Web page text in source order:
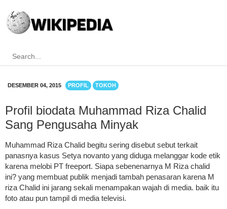
DESEMBER 04, 2015 PROFIL TOKOH
Profil biodata Muhammad Riza Chalid
Sang Pengusaha Minyak
Muhammad Riza Chalid begitu sering disebut sebut terkait
panasnya kasus Setya novanto yang diduga melanggar kode etik
karena melobi PT freeport. Siapa sebenenarnya M Riza chalid
ini? yang membuat publik menjadi tambah penasaran karena M
riza Chalid ini jarang sekali menampakan wajah di media. baik itu
foto atau pun tampil di media televisi.